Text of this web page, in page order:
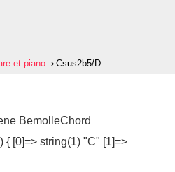
et piano Csus2b5/D
BemolleChord
{ [0]=> string(1) "C" [1]=>